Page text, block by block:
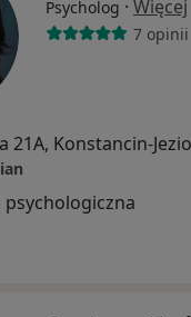
Psycholog · Więcej
7 opinii
21A, Konstancin-
psychologiczna